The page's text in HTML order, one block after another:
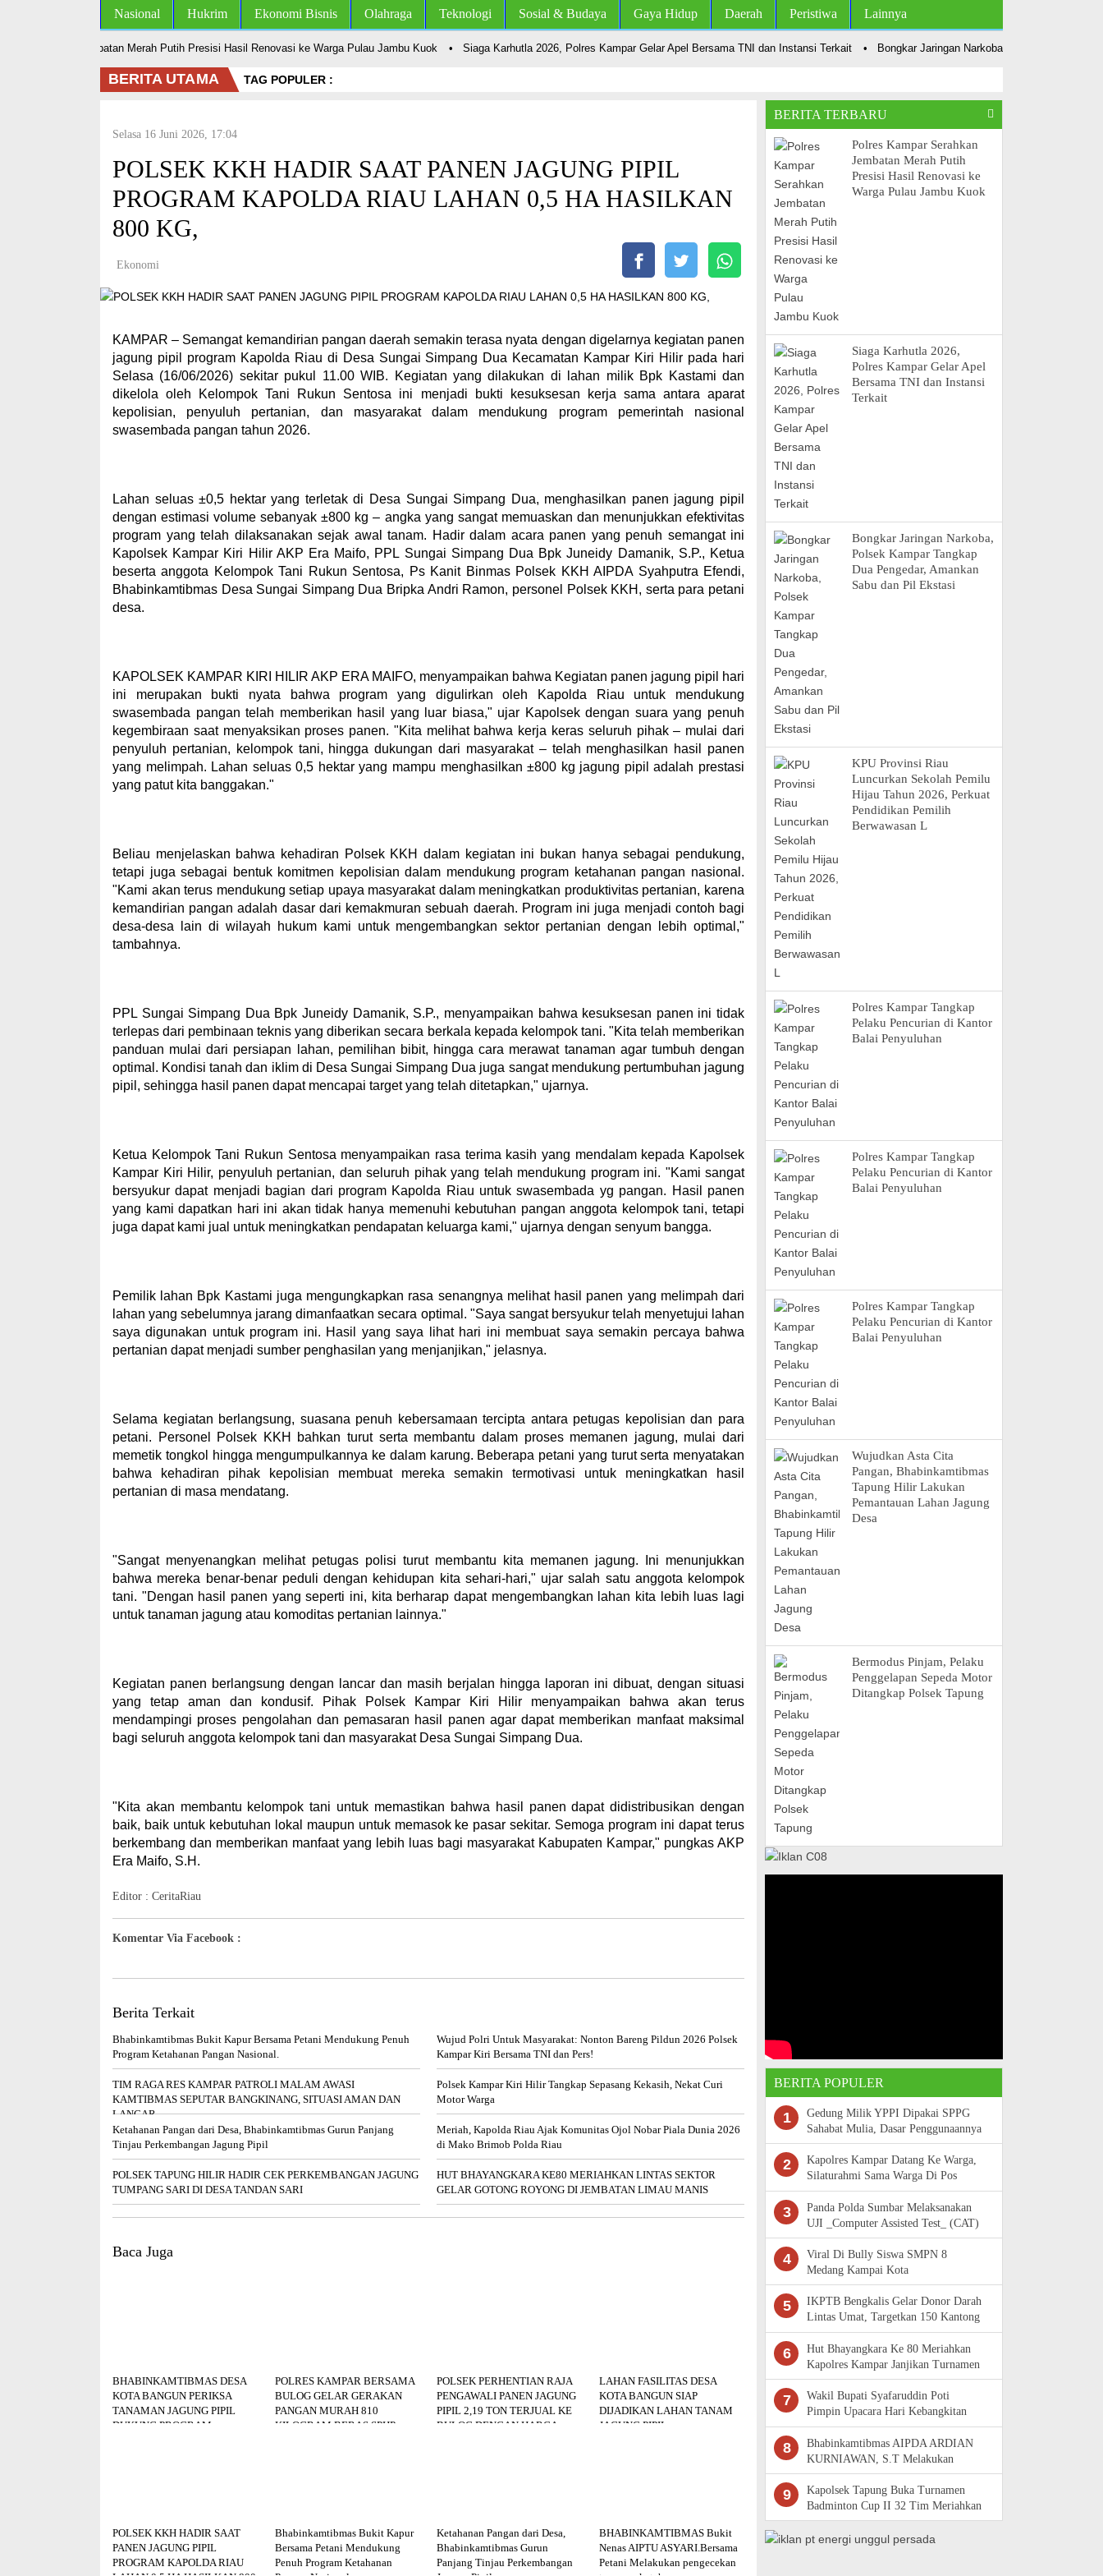
Nasional Hukrim Ekonomi Bisnis Olahraga Teknologi Sosial & Budaya Gaya Hidup Daerah Peristiwa Lainnya
Serahkan Jembatan Merah Putih Presisi Hasil Renovasi ke Warga Pulau Jambu Kuok • Siaga Karhutla 2026, Polres Kampar Gelar Apel Bersama TNI dan Instansi Terkait • Bongkar Jaringan Narkoba, Polsek Kampar
BERITA UTAMA TAG POPULER :
Selasa 16 Juni 2026, 17:04
POLSEK KKH HADIR SAAT PANEN JAGUNG PIPIL
PROGRAM KAPOLDA RIAU LAHAN 0,5 HA HASILKAN
800 KG,
Ekonomi
KAMPAR – Semangat kemandirian pangan daerah semakin terasa nyata dengan digelarnya kegiatan panen
jagung pipil program Kapolda Riau di Desa Sungai Simpang Dua Kecamatan Kampar Kiri Hilir pada hari
Selasa (16/06/2026) sekitar pukul 11.00 WIB. Kegiatan yang dilakukan di lahan milik Bpk Kastami dan
dikelola oleh Kelompok Tani Rukun Sentosa ini menjadi bukti kesuksesan kerja sama antara aparat
kepolisian, penyuluh pertanian, dan masyarakat dalam mendukung program pemerintah nasional
swasembada pangan tahun 2026.
Lahan seluas ±0,5 hektar yang terletak di Desa Sungai Simpang Dua, menghasilkan panen jagung pipil
dengan estimasi volume sebanyak ±800 kg – angka yang sangat memuaskan dan menunjukkan efektivitas
program yang telah dilaksanakan sejak awal tanam. Hadir dalam acara panen yang penuh semangat ini
Kapolsek Kampar Kiri Hilir AKP Era Maifo, PPL Sungai Simpang Dua Bpk Juneidy Damanik, S.P., Ketua
beserta anggota Kelompok Tani Rukun Sentosa, Ps Kanit Binmas Polsek KKH AIPDA Syahputra Efendi,
Bhabinkamtibmas Desa Sungai Simpang Dua Bripka Andri Ramon, personel Polsek KKH, serta para petani
desa.
KAPOLSEK KAMPAR KIRI HILIR AKP ERA MAIFO, menyampaikan bahwa Kegiatan panen jagung pipil hari
ini merupakan bukti nyata bahwa program yang digulirkan oleh Kapolda Riau untuk mendukung
swasembada pangan telah memberikan hasil yang luar biasa," ujar Kapolsek dengan suara yang penuh
kegembiraan saat menyaksikan proses panen. "Kita melihat bahwa kerja keras seluruh pihak – mulai dari
penyuluh pertanian, kelompok tani, hingga dukungan dari masyarakat – telah menghasilkan hasil panen
yang melimpah. Lahan seluas 0,5 hektar yang mampu menghasilkan ±800 kg jagung pipil adalah prestasi
yang patut kita banggakan."
Beliau menjelaskan bahwa kehadiran Polsek KKH dalam kegiatan ini bukan hanya sebagai pendukung,
tetapi juga sebagai bentuk komitmen kepolisian dalam mendukung program ketahanan pangan nasional.
"Kami akan terus mendukung setiap upaya masyarakat dalam meningkatkan produktivitas pertanian, karena
kemandirian pangan adalah dasar dari kemakmuran sebuah daerah. Program ini juga menjadi contoh bagi
desa-desa lain di wilayah hukum kami untuk mengembangkan sektor pertanian dengan lebih optimal,"
tambahnya.
PPL Sungai Simpang Dua Bpk Juneidy Damanik, S.P., menyampaikan bahwa kesuksesan panen ini tidak
terlepas dari pembinaan teknis yang diberikan secara berkala kepada kelompok tani. "Kita telah memberikan
panduan mulai dari persiapan lahan, pemilihan bibit, hingga cara merawat tanaman agar tumbuh dengan
optimal. Kondisi tanah dan iklim di Desa Sungai Simpang Dua juga sangat mendukung pertumbuhan jagung
pipil, sehingga hasil panen dapat mencapai target yang telah ditetapkan," ujarnya.
Ketua Kelompok Tani Rukun Sentosa menyampaikan rasa terima kasih yang mendalam kepada Kapolsek
Kampar Kiri Hilir, penyuluh pertanian, dan seluruh pihak yang telah mendukung program ini. "Kami sangat
bersyukur dapat menjadi bagian dari program Kapolda Riau untuk swasembada yg pangan. Hasil panen
yang kami dapatkan hari ini akan tidak hanya memenuhi kebutuhan pangan anggota kelompok tani, tetapi
juga dapat kami jual untuk meningkatkan pendapatan keluarga kami," ujarnya dengan senyum bangga.
Pemilik lahan Bpk Kastami juga mengungkapkan rasa senangnya melihat hasil panen yang melimpah dari
lahan yang sebelumnya jarang dimanfaatkan secara optimal. "Saya sangat bersyukur telah menyetujui lahan
saya digunakan untuk program ini. Hasil yang saya lihat hari ini membuat saya semakin percaya bahwa
pertanian dapat menjadi sumber penghasilan yang menjanjikan," jelasnya.
Selama kegiatan berlangsung, suasana penuh kebersamaan tercipta antara petugas kepolisian dan para
petani. Personel Polsek KKH bahkan turut serta membantu dalam proses memanen jagung, mulai dari
memetik tongkol hingga mengumpulkannya ke dalam karung. Beberapa petani yang turut serta menyatakan
bahwa kehadiran pihak kepolisian membuat mereka semakin termotivasi untuk meningkatkan hasil
pertanian di masa mendatang.
"Sangat menyenangkan melihat petugas polisi turut membantu kita memanen jagung. Ini menunjukkan
bahwa mereka benar-benar peduli dengan kehidupan kita sehari-hari," ujar salah satu anggota kelompok
tani. "Dengan hasil panen yang seperti ini, kita berharap dapat mengembangkan lahan kita lebih luas lagi
untuk tanaman jagung atau komoditas pertanian lainnya."
Kegiatan panen berlangsung dengan lancar dan masih berjalan hingga laporan ini dibuat, dengan situasi
yang tetap aman dan kondusif. Pihak Polsek Kampar Kiri Hilir menyampaikan bahwa akan terus
mendampingi proses pengolahan dan pemasaran hasil panen agar dapat memberikan manfaat maksimal
bagi seluruh anggota kelompok tani dan masyarakat Desa Sungai Simpang Dua.
"Kita akan membantu kelompok tani untuk memastikan bahwa hasil panen dapat didistribusikan dengan
baik, baik untuk kebutuhan lokal maupun untuk memasok ke pasar sekitar. Semoga program ini dapat terus
berkembang dan memberikan manfaat yang lebih luas bagi masyarakat Kabupaten Kampar," pungkas AKP
Era Maifo, S.H.
Editor : CeritaRiau
Komentar Via Facebook :
Berita Terkait
Bhabinkamtibmas Bukit Kapur Bersama Petani Mendukung Penuh
Program Ketahanan Pangan Nasional.
Wujud Polri Untuk Masyarakat: Nonton Bareng Pildun 2026 Polsek
Kampar Kiri Bersama TNI dan Pers!
TIM RAGA RES KAMPAR PATROLI MALAM AWASI
KAMTIBMAS SEPUTAR BANGKINANG, SITUASI AMAN DAN
LANCAR
Polsek Kampar Kiri Hilir Tangkap Sepasang Kekasih, Nekat Curi
Motor Warga
Ketahanan Pangan dari Desa, Bhabinkamtibmas Gurun Panjang
Tinjau Perkembangan Jagung Pipil
Meriah, Kapolda Riau Ajak Komunitas Ojol Nobar Piala Dunia 2026
di Mako Brimob Polda Riau
POLSEK TAPUNG HILIR HADIR CEK PERKEMBANGAN JAGUNG
TUMPANG SARI DI DESA TANDAN SARI
HUT BHAYANGKARA KE80 MERIAHKAN LINTAS SEKTOR
GELAR GOTONG ROYONG DI JEMBATAN LIMAU MANIS
Baca Juga
BHABINKAMTIBMAS DESA
KOTA BANGUN PERIKSA
TANAMAN JAGUNG PIPIL
DUKUNG PROGRAM
POLRES KAMPAR BERSAMA
BULOG GELAR GERAKAN
PANGAN MURAH 810
KILOGRAM BERAS SPHP
POLSEK PERHENTIAN RAJA
PENGAWALI PANEN JAGUNG
PIPIL 2,19 TON TERJUAL KE
BULOG DENGAN HARGA
LAHAN FASILITAS DESA
KOTA BANGUN SIAP
DIJADIKAN LAHAN TANAM
JAGUNG PIPIL
POLSEK KKH HADIR SAAT
PANEN JAGUNG PIPIL
PROGRAM KAPOLDA RIAU
Bhabinkamtibmas Bukit Kapur
Bersama Petani Mendukung
Penuh Program Ketahanan
Ketahanan Pangan dari Desa,
Bhabinkamtibmas Gurun
Panjang Tinjau Perkembangan
BHABINKAMTIBMAS Bukit
Nenas AIPTU ASYARI.Bersama
Petani Melakukan pengecekan
BERITA TERBARU
Polres Kampar Serahkan
Jembatan Merah Putih
Presisi Hasil Renovasi ke
Warga Pulau Jambu Kuok
Siaga Karhutla 2026,
Polres Kampar Gelar Apel
Bersama TNI dan Instansi
Terkait
Bongkar Jaringan Narkoba,
Polsek Kampar Tangkap
Dua Pengedar, Amankan
Sabu dan Pil Ekstasi
KPU Provinsi Riau
Luncurkan Sekolah Pemilu
Hijau Tahun 2026, Perkuat
Pendidikan Pemilih
Berwawasan L
Polres Kampar Tangkap
Pelaku Pencurian di Kantor
Balai Penyuluhan
Polres Kampar Tangkap
Pelaku Pencurian di Kantor
Balai Penyuluhan
Polres Kampar Tangkap
Pelaku Pencurian di Kantor
Balai Penyuluhan
Wujudkan Asta Cita
Pangan, Bhabinkamtibmas
Tapung Hilir Lakukan
Pemantauan Lahan Jagung
Desa
Bermodus Pinjam, Pelaku
Penggelapan Sepeda Motor
Ditangkap Polsek Tapung
BERITA POPULER
1
Gedung Milik YPPI Dipakai SPPG
Sahabat Mulia, Dasar Penggunaannya
Belum Terungkap
2
Kapolres Kampar Datang Ke Warga,
Silaturahmi Sama Warga Di Pos
Satkamling
3
Panda Polda Sumbar Melaksanakan
UJI _Computer Assisted Test_ (CAT)
Komputer Penerimaan Bintara Polri
4
Viral Di Bully Siswa SMPN 8
Medang Kampai Kota
Dumai.Ternyata Bukan DiBully, tapi
perkelahian.
5
IKPTB Bengkalis Gelar Donor Darah
Lintas Umat, Targetkan 150 Kantong
Darah
6
Hut Bhayangkara Ke 80 Meriahkan
Kapolres Kampar Janjikan Turnamen
Baru Dengan Komposisi Tim Baru
7
Wakil Bupati Syafaruddin Poti
Pimpin Upacara Hari Kebangkitan
Nasional Ke -118 di Rokan Hulu
8
Bhabinkamtibmas AIPDA ARDIAN
KURNIAWAN, S.T Melakukan
Pengecekan Pekarangan Pangan
Bergizi
9
Kapolsek Tapung Buka Turnamen
Badminton Cup II 32 Tim Meriahkan
Hut Bhayangkara Ke80, Target Cari
Pe